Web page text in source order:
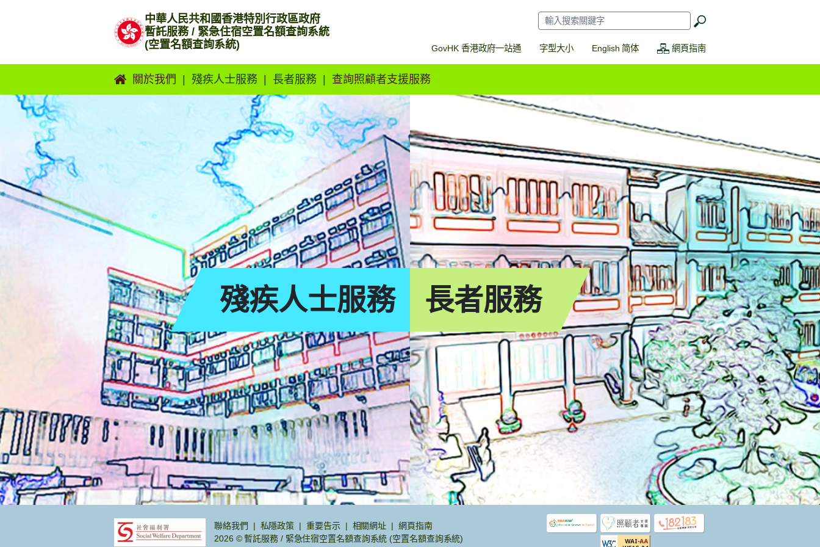
中華人民共和國香港特別行政區政府
暫託服務 / 緊急住宿空置名額查詢系統
(空置名額查詢系統)
搜
索
GovHK 香港政府一站通 字型大小 English 简体 網頁指南
關於我們
聯絡我們
殘疾人士服務
殘疾人士住宿暫
殘疾人士日間暫
顧服務
殘疾人士緊急住
宿服務
長者服務
長者住宿暫託服
務
長者日間暫託服
長者緊急住宿服
查詢照顧者支援服務
暫託服務 / 緊急住宿空置名額查詢系統 (空置名額查詢系統)
殘疾人士服務 長者服務
頁
聯絡我們 私隱政策 重要告示 相關網址
網頁指南
2026 © 暫託服務 / 緊急住宿空置名額查詢系統 (空置名額查詢系統)